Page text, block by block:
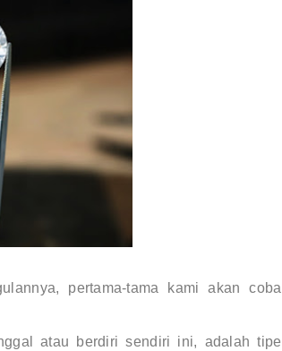
pertama-tama kami akan coba
atau berdiri sendiri ini, adalah tipe